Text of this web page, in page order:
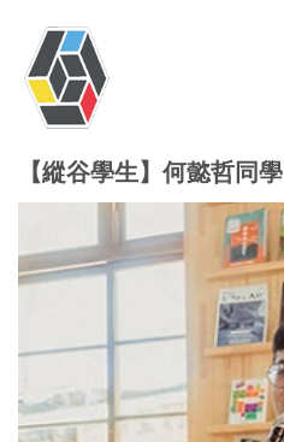
【縱谷學生】何懿哲同學